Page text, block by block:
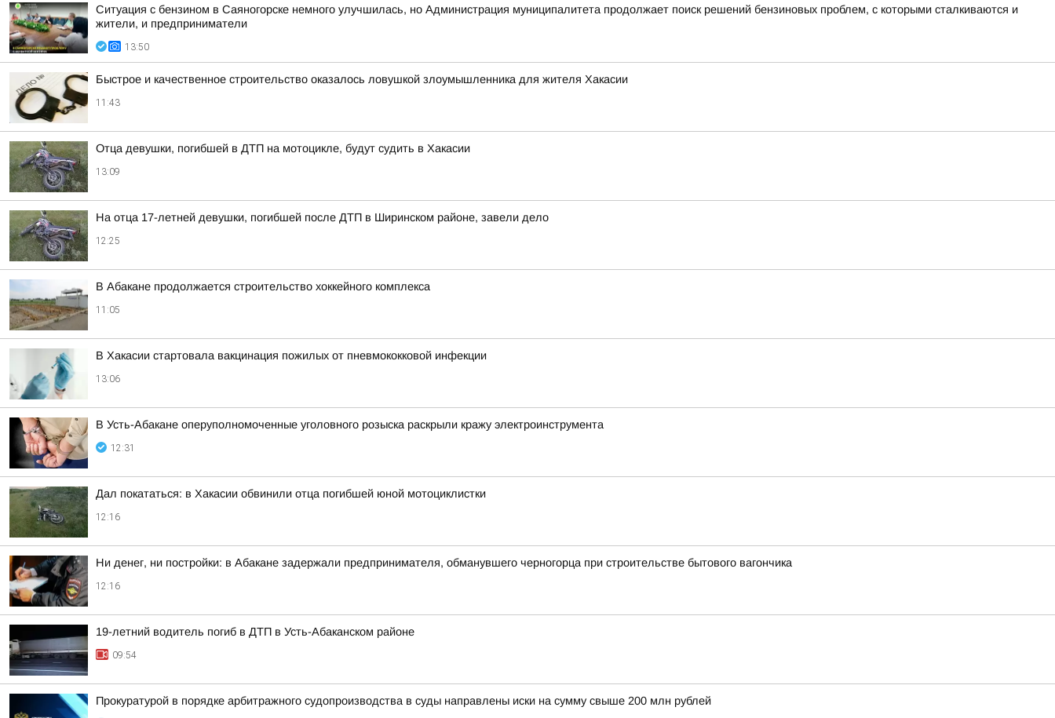
Ситуация с бензином в Саяногорске немного улучшилась, но Администрация муниципалитета продолжает поиск решений бензиновых проблем, с которыми сталкиваются и
жители, и предприниматели
13:50
Быстрое и качественное строительство оказалось ловушкой злоумышленника для жителя Хакасии
11:43
Отца девушки, погибшей в ДТП на мотоцикле, будут судить в Хакасии
13:09
На отца 17-летней девушки, погибшей после ДТП в Ширинском районе, завели дело
12:25
В Абакане продолжается строительство хоккейного комплекса
11:05
В Хакасии стартовала вакцинация пожилых от пневмококковой инфекции
13:06
В Усть-Абакане оперуполномоченные уголовного розыска раскрыли кражу электроинструмента
12:31
Дал покататься: в Хакасии обвинили отца погибшей юной мотоциклистки
12:16
Ни денег, ни постройки: в Абакане задержали предпринимателя, обманувшего черногорца при строительстве бытового вагончика
12:16
19-летний водитель погиб в ДТП в Усть-Абаканском районе
09:54
Прокуратурой в порядке арбитражного судопроизводства в суды направлены иски на сумму свыше 200 млн рублей